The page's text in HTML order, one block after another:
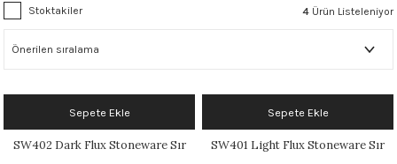
Stoktakiler 4 Ürün Listeleniyor
Sepete Ekle
SW402 Dark Flux Stoneware Sır
Sepete Ekle
SW401 Light Flux Stoneware Sır